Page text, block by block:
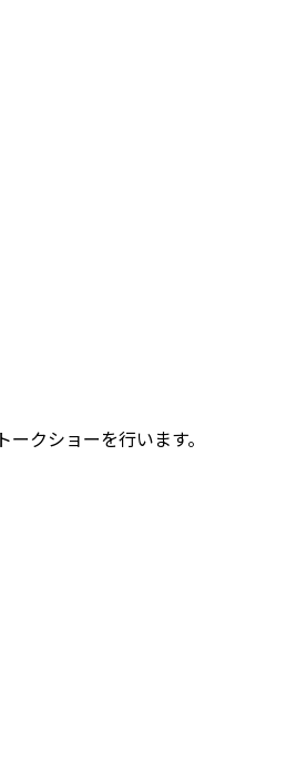
クショーを行います。